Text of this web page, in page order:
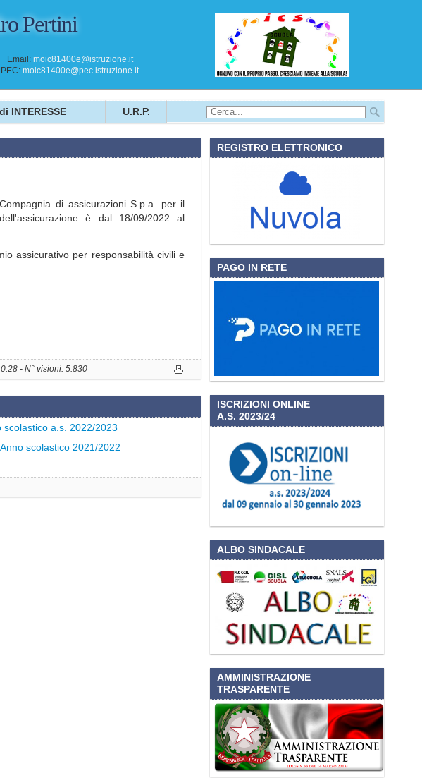
Pertini
Email: moic81400e@istruzione.it
PEC: moic81400e@pec.istruzione.it
INTERESSE U.R.P.
REGISTRO ELETTRONICO
PAGO IN RETE
ISCRIZIONI ONLINE
A.S. 2023/24
ALBO SINDACALE
AMMINISTRAZIONE
TRASPARENTE
di assicurazioni S.p.a. per il
è dal 18/09/2022 al
assicurativo per responsabilità civili e
- N° visioni: 5.830
a.s. 2022/2023
scolastico 2021/2022